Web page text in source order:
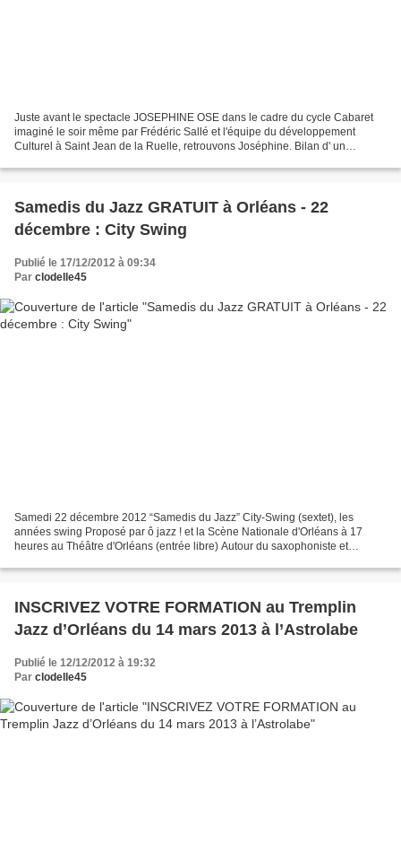
Juste avant le spectacle JOSEPHINE OSE dans le cadre du cycle Cabaret
imaginé le soir même par Frédéric Sallé et l'équipe du développement
Culturel à Saint Jean de la Ruelle, retrouvons Joséphine. Bilan d' un
Samedis du Jazz GRATUIT à Orléans - 22
décembre : City Swing
Publié le 17/12/2012 à 09:34
Par clodelle45
Samedi 22 décembre 2012 “Samedis du Jazz” City-Swing (sextet), les
années swing Proposé par ô jazz ! et la Scène Nationale d'Orléans à 17
heures au Théâtre d'Orléans (entrée libre) Autour du saxophoniste et
INSCRIVEZ VOTRE FORMATION au Tremplin
Jazz d’Orléans du 14 mars 2013 à l’Astrolabe
Publié le 12/12/2012 à 19:32
Par clodelle45